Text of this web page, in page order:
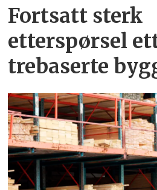
Fortsatt sterk
etterspørsel
trebaserte